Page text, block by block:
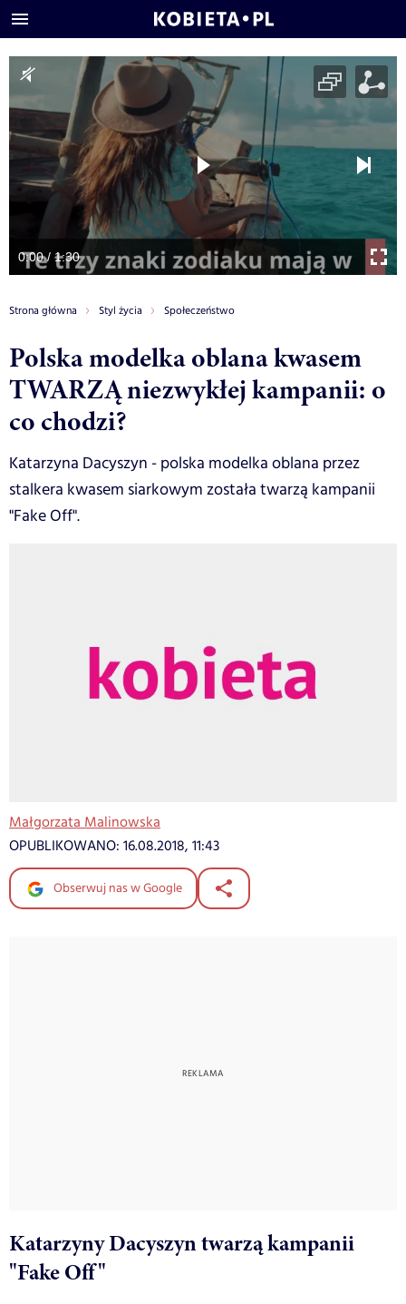
0:00 / 1:30
Strona główna Styl życia Społeczeństwo
Polska modelka oblana kwasem
TWARZĄ niezwykłej kampanii: o
co chodzi?
Katarzyna Dacyszyn - polska modelka oblana przez
stalkera kwasem siarkowym została twarzą kampanii
"Fake Off".
Małgorzata Malinowska
OPUBLIKOWANO: 16.08.2018, 11:43
Obserwuj nas w Google
Katarzyny Dacyszyn twarzą kampanii
"Fake Off"